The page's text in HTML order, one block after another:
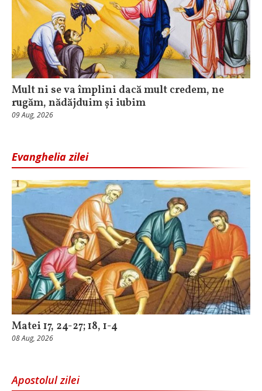
Mult ni se va împlini dacă mult credem, ne
rugăm, nădăjduim și iubim
09 Aug, 2026
Evanghelia zilei
Matei 17, 24-27; 18, 1-4
08 Aug, 2026
Apostolul zilei